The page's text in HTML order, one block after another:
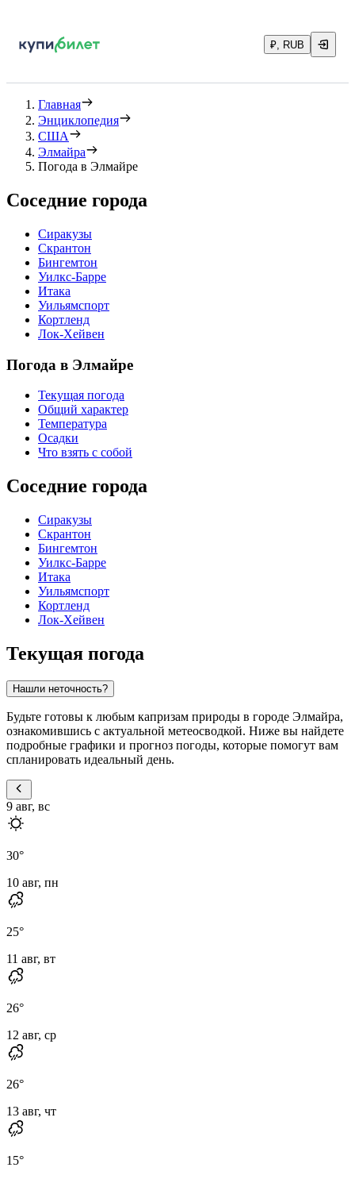
₽, RUB
Главная
Энциклопедия
США
Элмайра
Погода в Элмайре
Соседние города
Сиракузы
Скрантон
Бингемтон
Уилкс-Барре
Итака
Уильямспорт
Кортленд
Лок-Хейвен
Погода в Элмайре
Текущая погода
Общий характер
Температура
Осадки
Что взять с собой
Соседние города
Сиракузы
Скрантон
Бингемтон
Уилкс-Барре
Итака
Уильямспорт
Кортленд
Лок-Хейвен
Текущая погода
Нашли неточность?
Будьте готовы к любым капризам природы в городе Элмайра,
ознакомившись с актуальной метеосводкой. Ниже вы найдете
подробные графики и прогноз погоды, которые помогут вам
спланировать идеальный день.
9 авг, вс
30°
10 авг, пн
25°
11 авг, вт
26°
12 авг, ср
26°
13 авг, чт
15°